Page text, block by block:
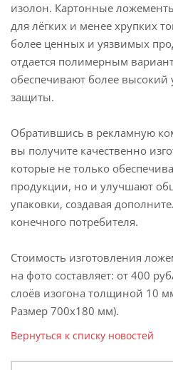
изолон. Картонные
для лёгких и менее хрупких
более ценных и уязвимых
отдается полимерным
обеспечивают более
защиты.
Обратившись в рекламную
вы получите качественно
которые не только
продукции, но и улучшают
упаковки, создавая
конечного потребителя.
Стоимость изготовления
на фото составляет: от 400
слоёв изогона толщиной 10
Размер 700х180 мм).
Вернуться к списку новостей